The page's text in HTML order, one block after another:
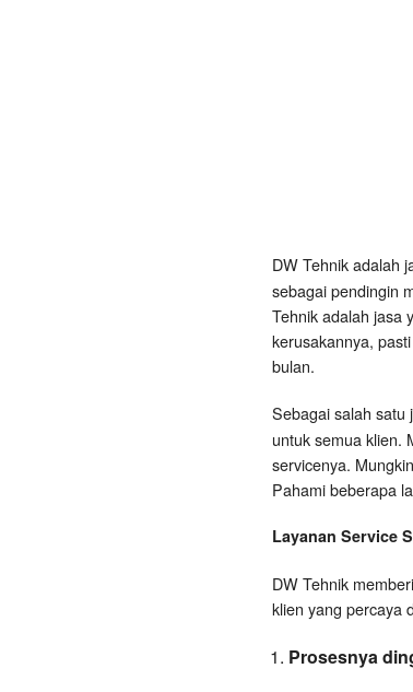
DW Tehnik adalah
sebagai pendingin
Tehnik adalah jasa
kerusakannya,
bulan.
Sebagai salah satu
untuk semua klien.
servicenya.
Pahami beberapa
Layanan Service
DW Tehnik
klien yang percaya
Prosesnya